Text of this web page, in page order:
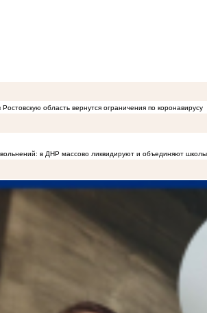
область вернутся ограничения по коронавирусу
в ДНР массово ликвидируют и объединяют